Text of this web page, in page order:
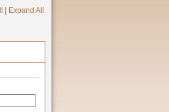
Expand All